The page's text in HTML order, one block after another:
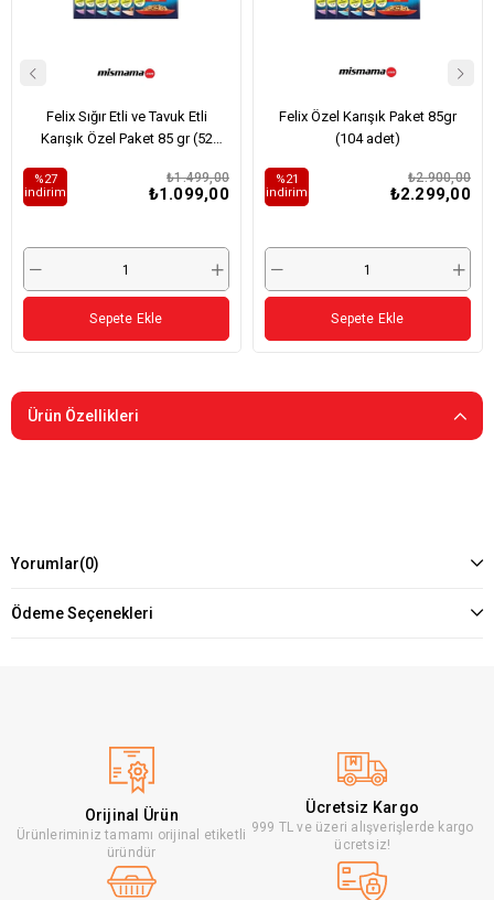
Felix Sığır Etli ve Tavuk Etli
Karışık Özel Paket 85 gr (52
₺1.099,00
₺1.499,00
%27
i̇ndirim
Sepete Ekle
Felix Özel Karışık Paket 85gr
(104 adet)
₺2.299,00
₺2.900,00
%21
i̇ndirim
Sepete Ekle
Ürün Özellikleri
Yorumlar(0)
Ödeme Seçenekleri
Orijinal Ürün
Ürünleriminiz tamamı orijinal etiketli
üründür
Ücretsiz Kargo
999 TL ve üzeri alışverişlerde kargo
ücretsiz!